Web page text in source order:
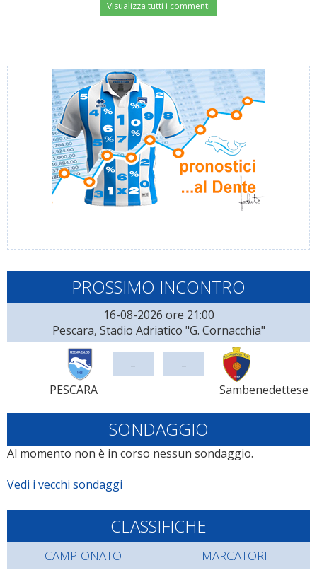
Visualizza tutti i commenti
PROSSIMO INCONTRO
16-08-2026 ore 21:00
Pescara, Stadio Adriatico "G. Cornacchia"
PESCARA
- -
Sambenedettese
SONDAGGIO
Al momento non è in corso nessun sondaggio.
Vedi i vecchi sondaggi
CLASSIFICHE
CAMPIONATO MARCATORI